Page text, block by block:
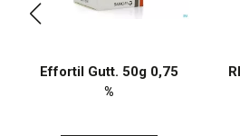
Effortil Gutt. 50g 0,75
%